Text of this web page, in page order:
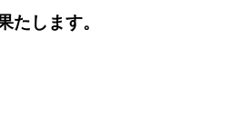
たします。